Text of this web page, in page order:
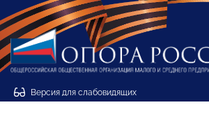
Версия для слабовидящих